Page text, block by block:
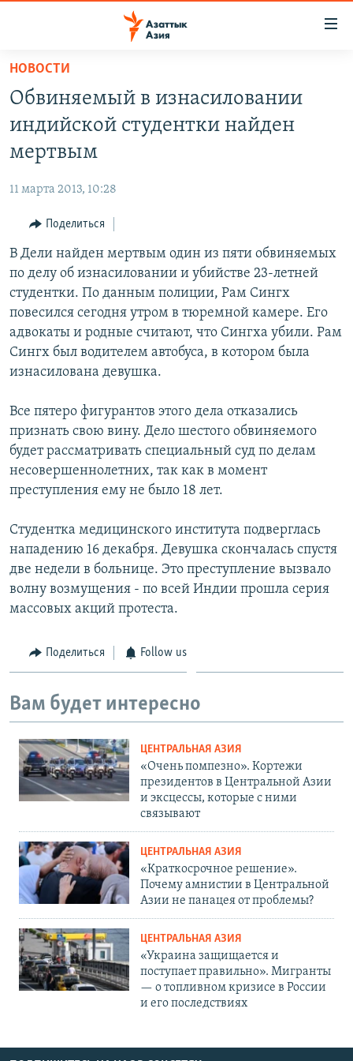
Вернуться
основному
содержанию
главной
навигации
Вернутся
поиску
ЦЕНТРАЛЬНАЯ АЗИЯ
ТАДЖИКИСТАН
ҚАЗАҚША
КЫРГЫЗЧА
ЎЗБЕКЧА
ТОҶИКӢ
TÜRKMENÇE
Все сайты РСЕ/РС
НОВОСТИ
Обвиняемый в изнасиловании
индийской студентки найден
мертвым
11 марта 2013, 10:28
Поделиться
В Дели найден мертвым один из пяти обвиняемых
по делу об изнасиловании и убийстве 23-летней
студентки. По данным полиции, Рам Сингх
повесился сегодня утром в тюремной камере. Его
адвокаты и родные считают, что Сингха убили. Рам
Сингх был водителем автобуса, в котором была
изнасилована девушка.
Все пятеро фигурантов этого дела отказались
признать свою вину. Дело шестого обвиняемого
будет рассматривать специальный суд по делам
несовершеннолетних, так как в момент
преступления ему не было 18 лет.
Студентка медицинского института подверглась
нападению 16 декабря. Девушка скончалась спустя
две недели в больнице. Это преступление вызвало
волну возмущения - по всей Индии прошла серия
массовых акций протеста.
Поделиться Follow us
Вам будет интересно
ЦЕНТРАЛЬНАЯ АЗИЯ
«Очень помпезно». Кортежи
президентов в Центральной Азии
и эксцессы, которые с ними
связывают
ЦЕНТРАЛЬНАЯ АЗИЯ
«Краткосрочное решение».
Почему амнистии в Центральной
Азии не панацея от проблемы?
ЦЕНТРАЛЬНАЯ АЗИЯ
«Украина защищается и
поступает правильно». Мигранты
— о топливном кризисе в России
и его последствиях